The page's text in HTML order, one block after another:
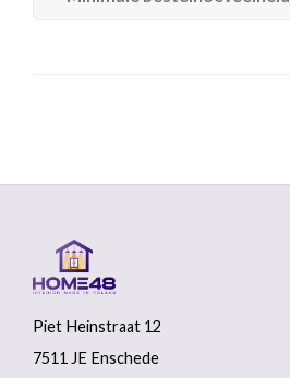
Piet Heinstraat 12
7511 JE Enschede